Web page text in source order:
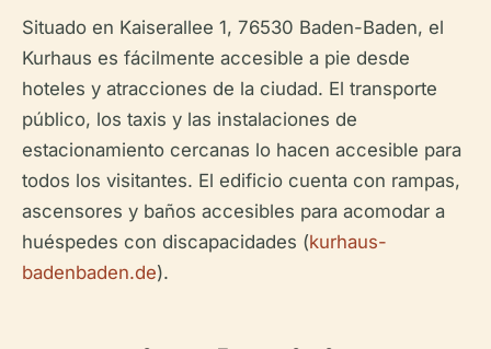
Situado en Kaiserallee 1, 76530 Baden-Baden, el
Kurhaus es fácilmente accesible a pie desde
hoteles y atracciones de la ciudad. El transporte
público, los taxis y las instalaciones de
estacionamiento cercanas lo hacen accesible para
todos los visitantes. El edificio cuenta con rampas,
ascensores y baños accesibles para acomodar a
huéspedes con discapacidades (kurhaus-
badenbaden.de).